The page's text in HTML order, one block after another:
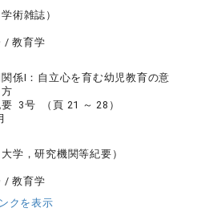
術雑誌）
/ 教育学
係Ⅰ：自立心を育む幼児教育の意
3号 （頁 21 ～ 28）
学，研究機関等紀要）
/ 教育学
クを表示